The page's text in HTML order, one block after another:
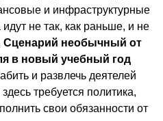
и инфраструктурные
не так, как раньше, и не
Сценарий необычный от
в новый учебный год
и развлечь деятелей
требуется политика,
свои обязанности от